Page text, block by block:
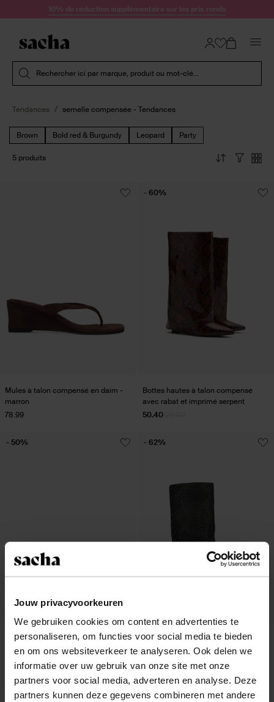
Jouw privacyvoorkeuren
We gebruiken cookies om content en advertenties te
personaliseren, om functies voor social media te bieden
en om ons websiteverkeer te analyseren. Ook delen we
informatie over uw gebruik van onze site met onze
partners voor social media, adverteren en analyse. Deze
partners kunnen deze gegevens combineren met andere
Passer au contenu10% de réduction supplémentaire sur les prix ronds
Rechercher ici par marque, produit ou mot-clé...
Tendances semelle compensée - Tendances
Brown Bold red & Burgundy Leopard Party
5 produits
Mules à talon compensé en daim -
marron
78.99
Bottes hautes à talon compensé
avec rabat et imprimé serpent
50.40
- 60%
Mules à talon compensé serpent
37.00
- 50%
Bottes strass avec rabat - noir
56.00
- 62%
- 62%